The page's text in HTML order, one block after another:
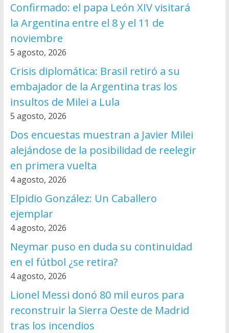
Confirmado: el papa León XIV visitará
la Argentina entre el 8 y el 11 de
noviembre
5 agosto, 2026
Crisis diplomática: Brasil retiró a su
embajador de la Argentina tras los
insultos de Milei a Lula
5 agosto, 2026
Dos encuestas muestran a Javier Milei
alejándose de la posibilidad de reelegir
en primera vuelta
4 agosto, 2026
Elpidio González: Un Caballero
ejemplar
4 agosto, 2026
Neymar puso en duda su continuidad
en el fútbol ¿se retira?
4 agosto, 2026
Lionel Messi donó 80 mil euros para
reconstruir la Sierra Oeste de Madrid
tras los incendios